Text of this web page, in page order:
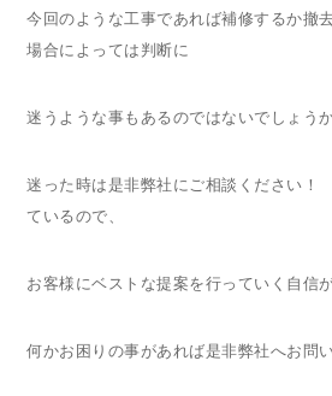
今回のような工事であれば補修するか撤
場合によっては判断に
迷うような事もあるのではないでしょう
迷った時は是非弊社にご相談ください！
ているので、
お客様にベストな提案を行っていく自信
何かお困りの事があれば是非弊社へお問